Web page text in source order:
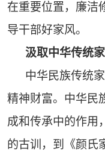
在重要位置，廉洁
导干部好家风。
汲取中华传统
中华民族传统
精神财富。中华民
成和传承中的作用
的古训，到《颜氏